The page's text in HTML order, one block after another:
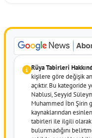
Rüya Tabirleri
kişilere göre değişik
açıktır. Bu kategoride
Nablusi, Seyyid
Muhammed İbn Şirin
kaynaklarından
tabirleri ile ilgili olarak
bulunmadığını